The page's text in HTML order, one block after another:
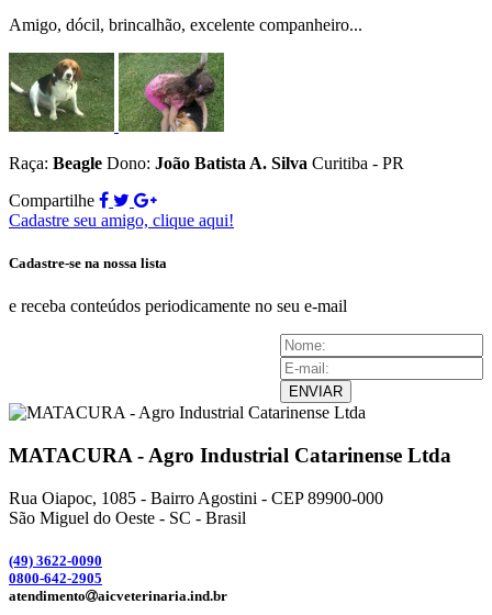
Amigo, dócil, brincalhão, excelente companheiro...
Raça: Beagle Dono: João Batista A. Silva Curitiba - PR
Compartilhe
Cadastre seu amigo, clique aqui!
Cadastre-se na nossa lista
e receba conteúdos periodicamente no seu e-mail
ENVIAR
MATACURA - Agro Industrial Catarinense Ltda
Rua Oiapoc, 1085 - Bairro Agostini - CEP 89900-000
São Miguel do Oeste - SC - Brasil
(49) 3622-0090
0800-642-2905
atendimento
aicveterinaria.ind.br